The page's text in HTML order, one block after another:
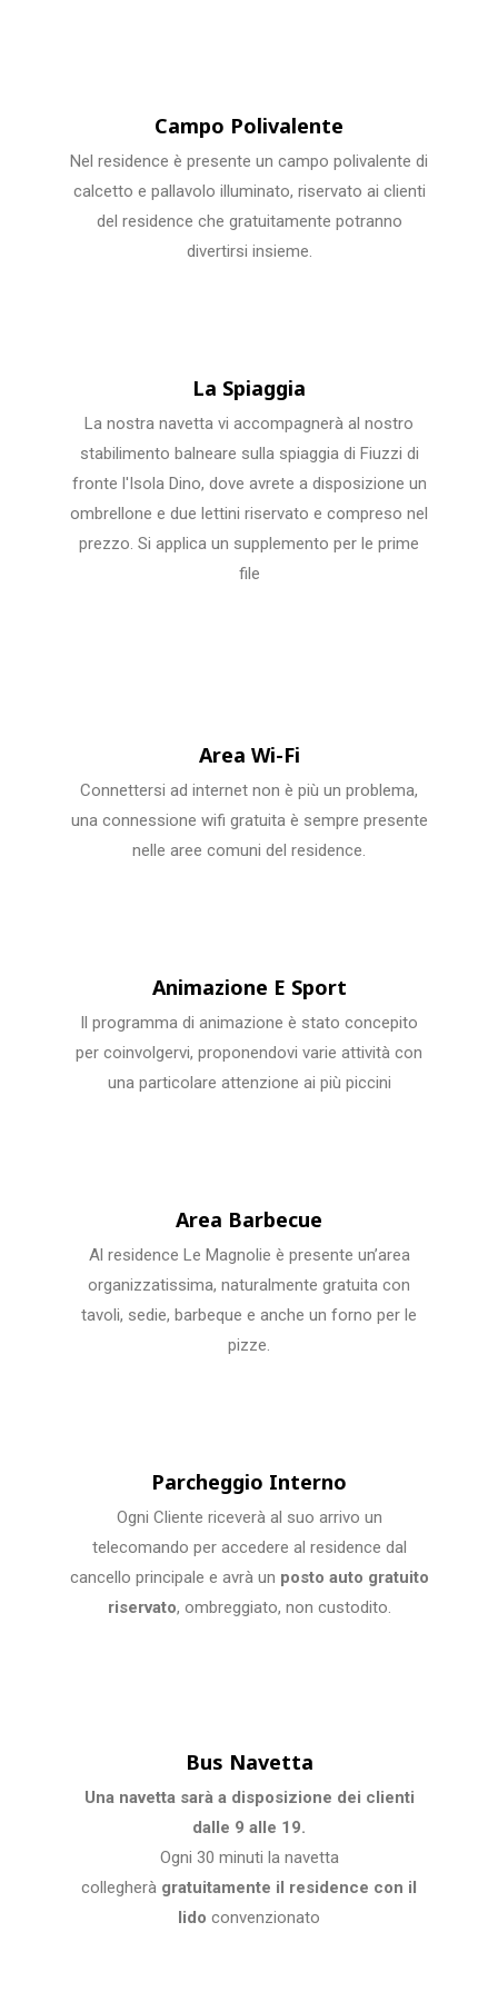
Campo Polivalente
Nel residence è presente un campo polivalente di
calcetto e pallavolo illuminato, riservato ai clienti
del residence che gratuitamente potranno
divertirsi insieme.
La Spiaggia
La nostra navetta vi accompagnerà al nostro
stabilimento balneare sulla spiaggia di Fiuzzi di
fronte l'Isola Dino, dove avrete a disposizione un
ombrellone e due lettini riservato e compreso nel
prezzo. Si applica un supplemento per le prime
file
Area Wi-Fi
Connettersi ad internet non è più un problema,
una connessione wifi gratuita è sempre presente
nelle aree comuni del residence.
Animazione E Sport
Il programma di animazione è stato concepito
per coinvolgervi, proponendovi varie attività con
una particolare attenzione ai più piccini
Area Barbecue
Al residence Le Magnolie è presente un’area
organizzatissima, naturalmente gratuita con
tavoli, sedie, barbeque e anche un forno per le
pizze.
Parcheggio Interno
Ogni Cliente riceverà al suo arrivo un
telecomando per accedere al residence dal
cancello principale e avrà un posto auto gratuito
riservato, ombreggiato, non custodito.
Bus Navetta
Una navetta sarà a disposizione dei clienti
dalle 9 alle 19.
Ogni 30 minuti la navetta
collegherà gratuitamente il residence con il
lido convenzionato